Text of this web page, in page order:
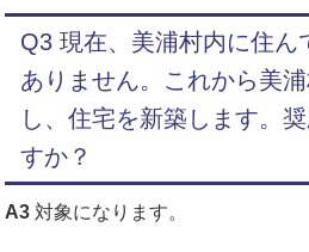
Q3 現在、美浦村内に住ん
ありません。これから美
し、住宅を新築します。
すか？
A3 対象になります。